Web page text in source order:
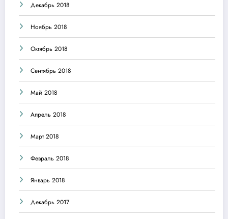
Декабрь 2018
Ноябрь 2018
Октябрь 2018
Сентябрь 2018
Май 2018
Апрель 2018
Март 2018
Февраль 2018
Январь 2018
Декабрь 2017